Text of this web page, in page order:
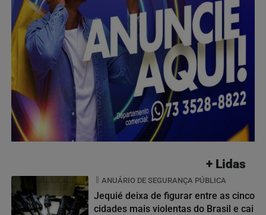
+ Lidas
ANUÁRIO DE SEGURANÇA PÚBLICA
Jequié deixa de figurar entre as cinco
cidades mais violentas do Brasil e cai